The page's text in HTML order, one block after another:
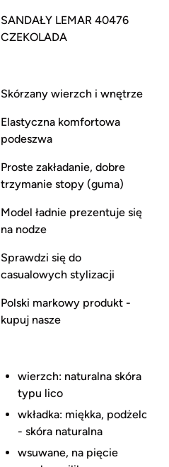
SANDAŁY LEMAR 40476
CZEKOLADA
Skórzany wierzch i wnętrze
Elastyczna komfortowa
podeszwa
Proste zakładanie, dobre
trzymanie stopy (guma)
Model ładnie prezentuje się
na nodze
Sprawdzi się do
casualowych stylizacji
Polski markowy produkt -
kupuj nasze
wierzch: naturalna skóra
typu lico
wkładka: miękka,
- skóra naturalna
wsuwane, na pięcie